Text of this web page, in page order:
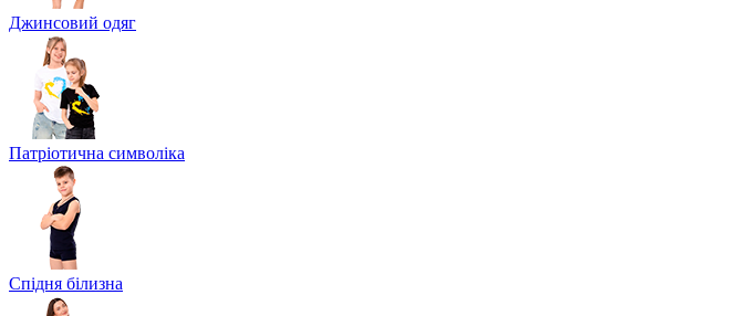
Джинсовий одяг
Патріотична символіка
Спідня білизна